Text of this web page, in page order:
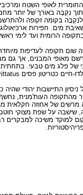
לאופי השטח
נִקְבָּה באורך של
בקומה זקופה
מים. חפירות
הרומית ועד לימי
שום תקופה לעדיפות
מאופי המבנים, אך גם
של פלג מים טבעי.
מהתקופה העות'מנית,
של אחוזה חקלאית
שישבה על שפת מצוקי
למוקד משיכה